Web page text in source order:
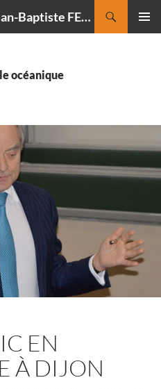
CIELMANIA : le blog de Jean-Baptiste FELDMANN, photographe du ciel
océanique
EN
À DIJON